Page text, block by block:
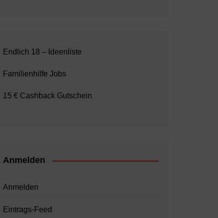
Endlich 18 – Ideenliste
Familienhilfe Jobs
15 € Cashback Gutschein
Anmelden
Anmelden
Eintrags-Feed